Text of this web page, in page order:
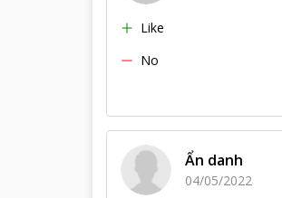
Like
No
Ẩn danh
04/05/2022